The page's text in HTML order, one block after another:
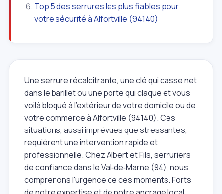
Top 5 des serrures les plus fiables pour
votre sécurité à Alfortville (94140)
Une serrure récalcitrante, une clé qui casse net
dans le barillet ou une porte qui claque et vous
voilà bloqué à l'extérieur de votre domicile ou de
votre commerce à Alfortville (94140). Ces
situations, aussi imprévues que stressantes,
requièrent une intervention rapide et
professionnelle. Chez Albert et Fils, serruriers
de confiance dans le Val‑de‑Marne (94), nous
comprenons l'urgence de ces moments. Forts